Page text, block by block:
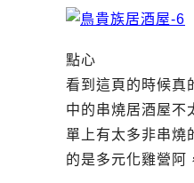
點心
看到這頁的時候真
中的串燒居酒屋不
單上有太多非串燒
的是多元化雞營阿